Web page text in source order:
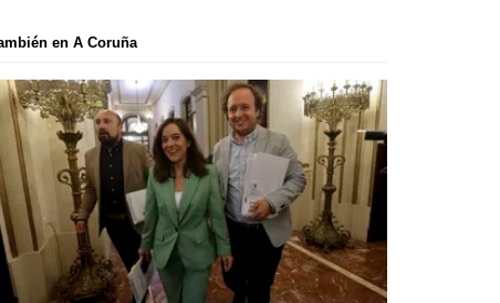
en A Coruña